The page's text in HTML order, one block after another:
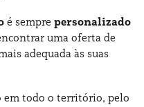
é sempre personalizado
uma oferta de
adequada às suas
em todo o território, pelo